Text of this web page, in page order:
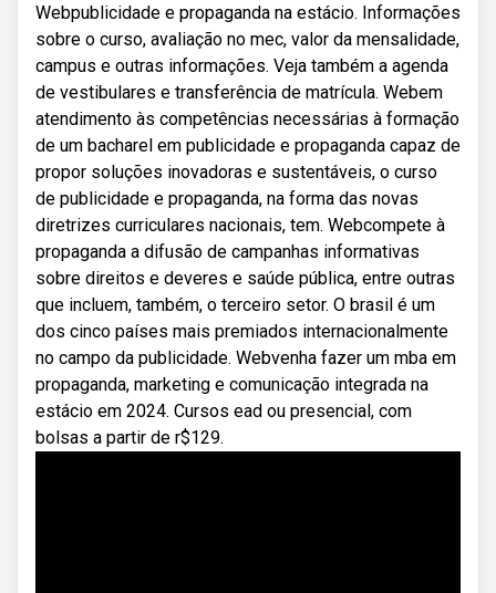
Webpublicidade e propaganda na estácio. Informações
sobre o curso, avaliação no mec, valor da mensalidade,
campus e outras informações. Veja também a agenda
de vestibulares e transferência de matrícula. Webem
atendimento às competências necessárias à formação
de um bacharel em publicidade e propaganda capaz de
propor soluções inovadoras e sustentáveis, o curso
de publicidade e propaganda, na forma das novas
diretrizes curriculares nacionais, tem. Webcompete à
propaganda a difusão de campanhas informativas
sobre direitos e deveres e saúde pública, entre outras
que incluem, também, o terceiro setor. O brasil é um
dos cinco países mais premiados internacionalmente
no campo da publicidade. Webvenha fazer um mba em
propaganda, marketing e comunicação integrada na
estácio em 2024. Cursos ead ou presencial, com
bolsas a partir de r$129.